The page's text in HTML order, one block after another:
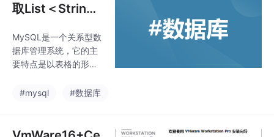
取List＜String
MySQL是一个关系型数
据库管理系统，它的主
要特点是以表格的形式
QL本身并不直接支持存
一些方法来实现在MyS
#mysql #数据库